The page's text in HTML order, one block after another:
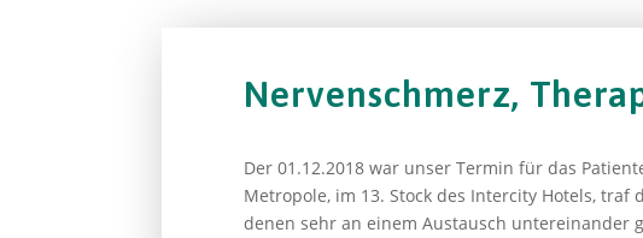
Nervenschmerz,
Der 01.12.2018 war unser Termin für das
Metropole, im 13. Stock des Intercity Hotels, traf
denen sehr an einem Austausch untereinander